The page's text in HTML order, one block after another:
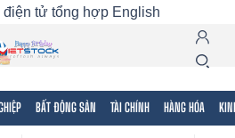
điện tử tổng hợp English
BẤT ĐỘNG SẢN TÀI CHÍNH HÀNG HÓA
Ngành Mã chứng khoán